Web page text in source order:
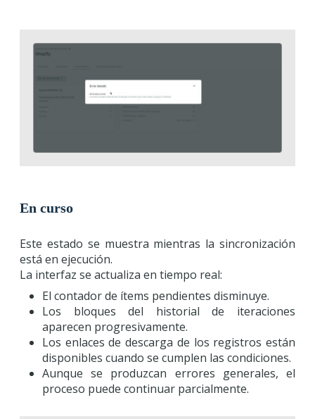
En curso
Este estado se muestra mientras la sincronización
está en ejecución.
La interfaz se actualiza en tiempo real:
El contador de ítems pendientes disminuye.
Los bloques del historial de iteraciones
aparecen progresivamente.
Los enlaces de descarga de los registros están
disponibles cuando se cumplen las condiciones.
Aunque se produzcan errores generales, el
proceso puede continuar parcialmente.